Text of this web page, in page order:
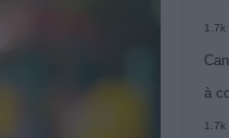
1.7k
à
1.7k